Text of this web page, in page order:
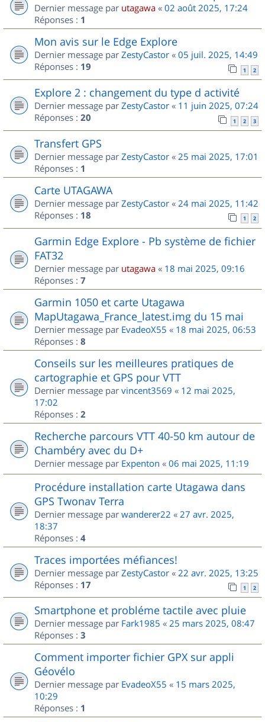
Dernier message par utagawa « 02 août 2025, 17:24
Réponses : 1
Mon avis sur le Edge Explore
Dernier message par ZestyCastor « 05 juil. 2025, 14:49
Réponses : 19 1 2
Explore 2 : changement du type d activité
Dernier message par ZestyCastor « 11 juin 2025, 07:24
Réponses : 20 1 2 3
Transfert GPS
Dernier message par ZestyCastor « 25 mai 2025, 17:01
Réponses : 1
Carte UTAGAWA
Dernier message par ZestyCastor « 24 mai 2025, 11:42
Réponses : 18 1 2
Garmin Edge Explore - Pb système de fichier
FAT32
Dernier message par utagawa « 18 mai 2025, 09:16
Réponses : 7
Garmin 1050 et carte Utagawa
MapUtagawa_France_latest.img du 15 mai
Dernier message par EvadeoX55 « 18 mai 2025, 06:53
Réponses : 8
Conseils sur les meilleures pratiques de
cartographie et GPS pour VTT
Dernier message par vincent3569 « 12 mai 2025,
17:02
Réponses : 2
Recherche parcours VTT 40-50 km autour de
Chambéry avec du D+
Dernier message par Expenton « 06 mai 2025, 11:19
Procédure installation carte Utagawa dans
GPS Twonav Terra
Dernier message par wanderer22 « 27 avr. 2025,
18:37
Réponses : 4
Traces importées méfiances!
Dernier message par ZestyCastor « 22 avr. 2025, 13:25
Réponses : 17 1 2
Smartphone et probléme tactile avec pluie
Dernier message par Fark1985 « 25 mars 2025, 08:47
Réponses : 3
Comment importer fichier GPX sur appli
Géovélo
Dernier message par EvadeoX55 « 15 mars 2025,
10:29
Réponses : 1